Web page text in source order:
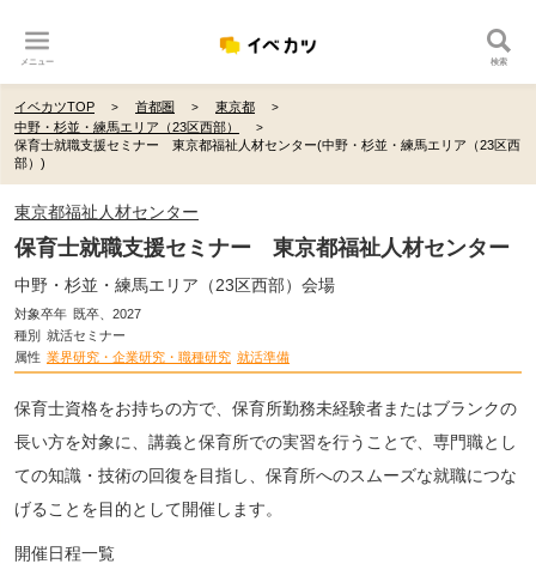
メニュー 検索
イベカツTOP 首都圏
東京都
中野・杉並・練馬エリア（23区西部）
保育士就職支援セミナー 東京都福祉人材センター(中野・杉並・練馬エリア（23区西
部）)
東京都福祉人材センター
保育士就職支援セミナー 東京都福祉人材センター
中野・杉並・練馬エリア（23区西部）会場
対象卒年 既卒、2027
種別 就活セミナー
属性 業界研究・企業研究・職種研究 就活準備
保育士資格をお持ちの方で、保育所勤務未経験者またはブランクの
長い方を対象に、講義と保育所での実習を行うことで、専門職とし
ての知識・技術の回復を目指し、保育所へのスムーズな就職につな
げることを目的として開催します。
開催日程一覧